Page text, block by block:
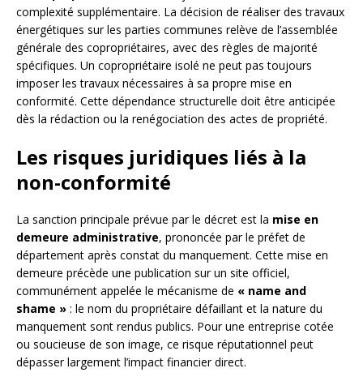
complexité supplémentaire. La décision de réaliser des travaux
énergétiques sur les parties communes relève de l’assemblée
générale des copropriétaires, avec des règles de majorité
spécifiques. Un copropriétaire isolé ne peut pas toujours
imposer les travaux nécessaires à sa propre mise en
conformité. Cette dépendance structurelle doit être anticipée
dès la rédaction ou la renégociation des actes de propriété.
Les risques juridiques liés à la
non-conformité
La sanction principale prévue par le décret est la mise en
demeure administrative, prononcée par le préfet de
département après constat du manquement. Cette mise en
demeure précède une publication sur un site officiel,
communément appelée le mécanisme de « name and
shame » : le nom du propriétaire défaillant et la nature du
manquement sont rendus publics. Pour une entreprise cotée
ou soucieuse de son image, ce risque réputationnel peut
dépasser largement l’impact financier direct.